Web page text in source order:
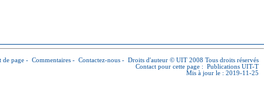
de page - Commentaires - Contactez-nous - Droits d'auteur © UIT 2008 Tous droits réservés
Contact pour cette page : Publications UIT-T
Mis à jour le : 2019-11-25